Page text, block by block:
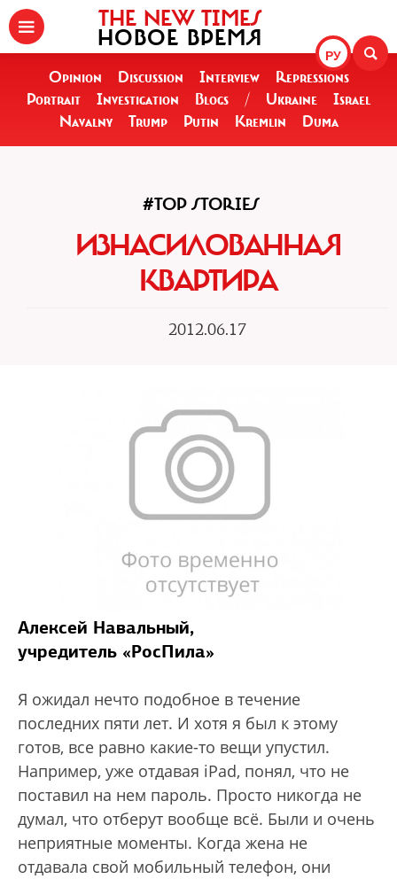
РУ
THE NEW TIMES
НОВОЕ ВРЕМЯ
Opinion Discussion Interview
Repressions
Portrait
Investigation Blogs / Ukraine
Israel
Navalny
Trump Putin Kremlin Duma
#TOP STORIES
ИЗНАСИЛОВАННАЯ
КВАРТИРА
2012.06.17
Алексей Навальный,
учредитель «РосПила»
Я ожидал нечто подобное в течение
последних пяти лет. И хотя я был к этому
готов, все равно какие-то вещи упустил.
Например, уже отдавая iPad, понял, что не
поставил на нем пароль. Просто никогда не
думал, что отберут вообще всё. Были и очень
неприятные моменты. Когда жена не
отдавала свой мобильный телефон, они